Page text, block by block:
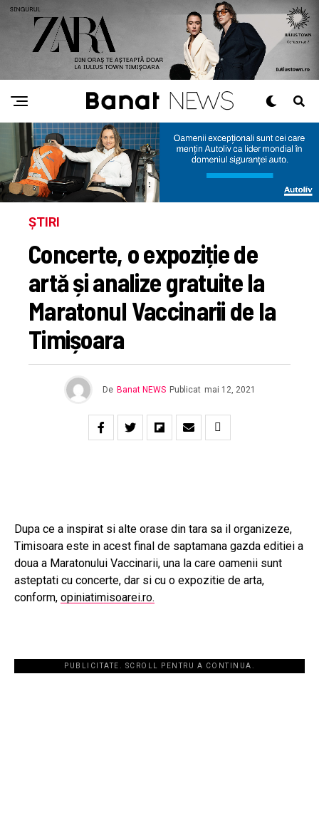
ȘTIRI
Concerte, o expoziție de
artă și analize gratuite la
Maratonul Vaccinarii de la
Timișoara
De Banat NEWS Publicat mai 12, 2021
Dupa ce a inspirat si alte orase din tara sa il organizeze,
Timisoara este in acest final de saptamana gazda editiei a
doua a Maratonului Vaccinarii, una la care oamenii sunt
asteptati cu concerte, dar si cu o expozitie de arta,
conform, opiniatimisoarei.ro.
PUBLICITATE. SCROLL PENTRU A CONTINUA.